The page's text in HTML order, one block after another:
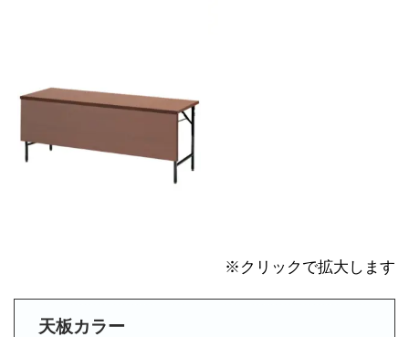
※クリックで拡大します
天板カラー